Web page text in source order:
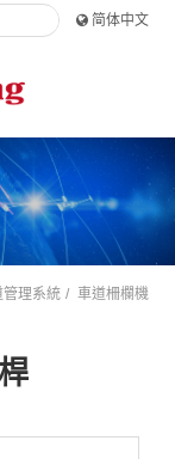
简体中文
管理系統 車道柵欄機